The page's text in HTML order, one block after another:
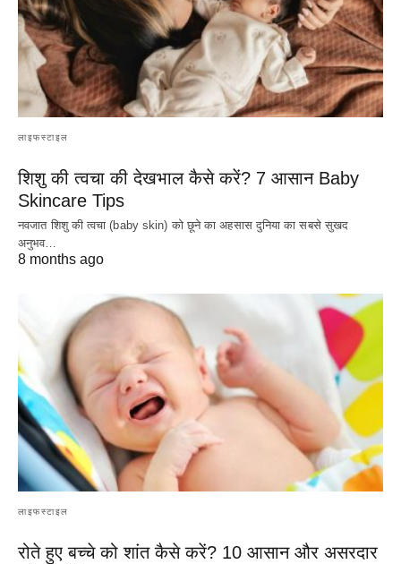
लाइफस्टाइल
शिशु की त्वचा की देखभाल कैसे करें? 7 आसान Baby
Skincare Tips
नवजात शिशु की त्वचा (baby skin) को छूने का अहसास दुनिया का सबसे सुखद
अनुभव…
8 months ago
लाइफस्टाइल
रोते हुए बच्चे को शांत कैसे करें? 10 आसान और असरदार